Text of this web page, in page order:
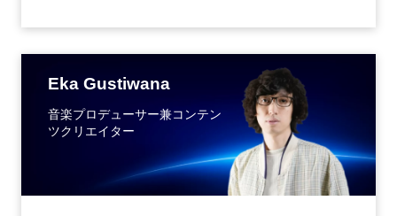
Eka Gustiwana
音楽プロデューサー兼コンテン
ツクリエイター